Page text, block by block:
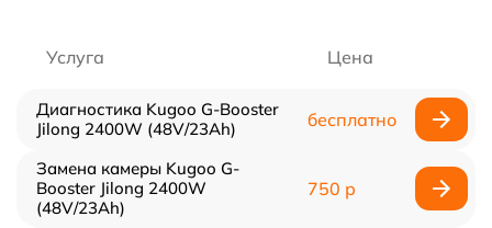
Услуга Цена
Диагностика Kugoo G-Booster
Jilong 2400W (48V/23Ah)
бесплатно
Замена камеры Kugoo G-
Booster Jilong 2400W
(48V/23Ah)
750 р